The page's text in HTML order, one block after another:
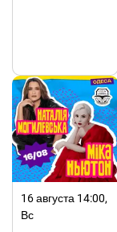
16 августа 14:00,
Вс